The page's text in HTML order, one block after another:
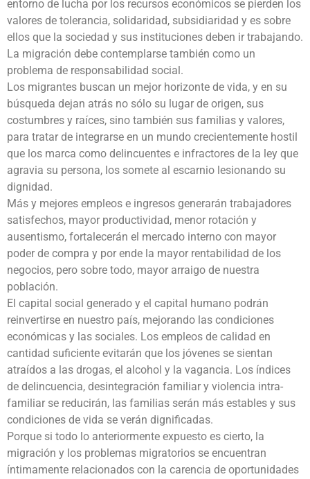
entorno de lucha por los recursos económicos se pierden los
valores de tolerancia, solidaridad, subsidiaridad y es sobre
ellos que la sociedad y sus instituciones deben ir trabajando.
La migración debe contemplarse también como un
problema de responsabilidad social.
Los migrantes buscan un mejor horizonte de vida, y en su
búsqueda dejan atrás no sólo su lugar de origen, sus
costumbres y raíces, sino también sus familias y valores,
para tratar de integrarse en un mundo crecientemente hostil
que los marca como delincuentes e infractores de la ley que
agravia su persona, los somete al escarnio lesionando su
dignidad.
Más y mejores empleos e ingresos generarán trabajadores
satisfechos, mayor productividad, menor rotación y
ausentismo, fortalecerán el mercado interno con mayor
poder de compra y por ende la mayor rentabilidad de los
negocios, pero sobre todo, mayor arraigo de nuestra
población.
El capital social generado y el capital humano podrán
reinvertirse en nuestro país, mejorando las condiciones
económicas y las sociales. Los empleos de calidad en
cantidad suficiente evitarán que los jóvenes se sientan
atraídos a las drogas, el alcohol y la vagancia. Los índices
de delincuencia, desintegración familiar y violencia intra-
familiar se reducirán, las familias serán más estables y sus
condiciones de vida se verán dignificadas.
Porque si todo lo anteriormente expuesto es cierto, la
migración y los problemas migratorios se encuentran
íntimamente relacionados con la carencia de oportunidades